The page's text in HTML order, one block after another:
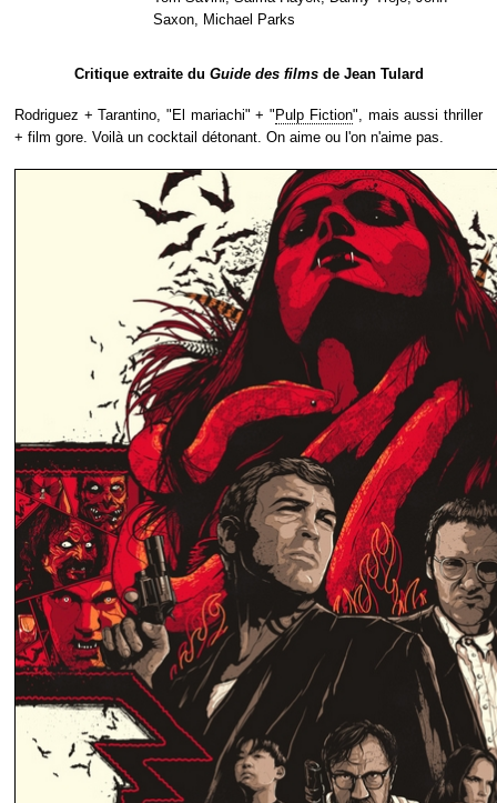
Saxon, Michael Parks
Critique extraite du Guide des filmsde Jean Tulard
Rodriguez + Tarantino, "El mariachi" + "Pulp Fiction", mais aussi thriller
+ film gore. Voilà un cocktail détonant. On aime ou l'on n'aime pas.